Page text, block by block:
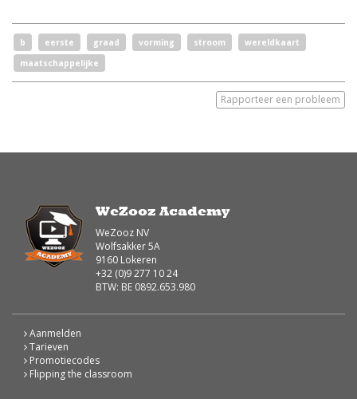
b eerste graad vorming stroom
wereldkaart
maatschappelijke
Rapporteer een probleem
WeZooz Academy
WeZooz NV
Wolfsakker 5A
9160 Lokeren
+32 (0)9 277 10 24
BTW: BE 0892.653.980
Aanmelden
Tarieven
Promotiecodes
Flipping the classroom